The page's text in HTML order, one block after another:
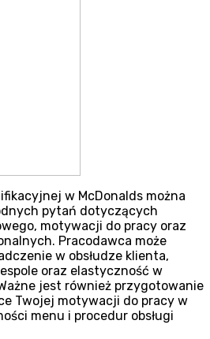
w McDonalds można
pytań dotyczących
motywacji do pracy oraz
Pracodawca może
w obsłudze klienta,
oraz elastyczność w
jest również przygotowanie
Twojej motywacji do pracy w
menu i procedur obsługi